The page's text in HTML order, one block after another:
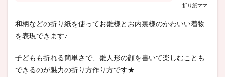
折り紙ママ
和柄などの折り紙を使ってお雛様とお内裏様のかわいい着物
を表現できます♪
子どもも折れる簡単さで、雛人形の顔を書いて楽しむことも
できるのが魅力の折り方作り方です★